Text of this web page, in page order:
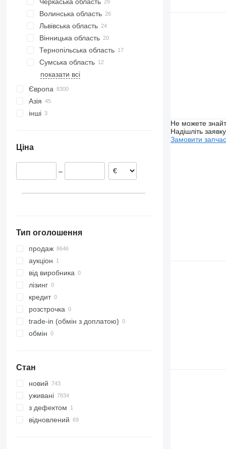
Sprinter
Tourismo
Unimog
Vario
Viano
Vito
Черкаси
Сміла
Волинська область
Луцьк
Львівська область
Черляни
Вінницька область
Вінниця
Тернопільська область
Тернопіль
Хоростків
Сумська область
Суми
Ворзель
показати всі
Європа
Бельгія
Литва
Азія
інші
Ціна
–
Тип оголошення
продаж
аукціон
від виробника
лізинг
кредит
розстрочка
trade-in (обмін з доплатою)
обмін
Стан
новий
уживані
з дефектом
відновлений
Не можете
Надішліть
Замовити